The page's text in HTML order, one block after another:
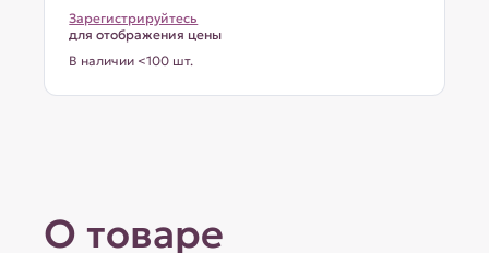
Зарегистрируйтесь
для отображения цены
В наличии <100 шт.
О товаре